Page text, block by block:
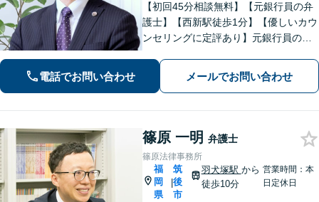
【初回45分相談無料】【元銀行員の弁
護士】【西新駅徒歩1分】【優しいカウ
ンセリングに定評あり】元銀行員のノ
理／労働雇用／企業法務／債権回収か
ら離婚問題までサポートします。経営
電話でお問い合わせ メールでお問い合わせ
篠原 一明 弁護士
篠原法律事務所
福
岡
県
|
筑
後
市
羽犬塚駅 から
徒歩10分
営業時間：本
日定休日